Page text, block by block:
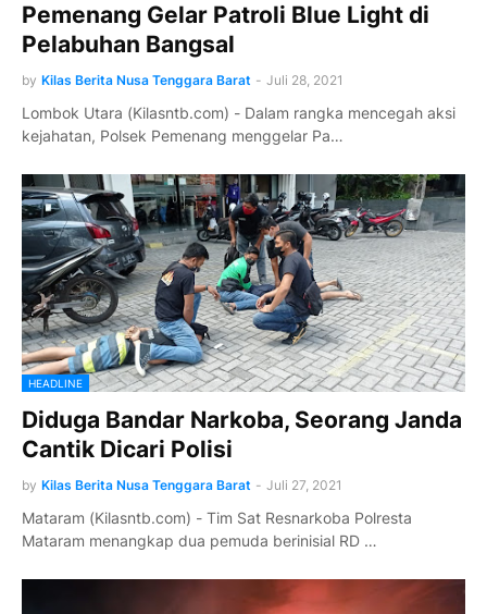
Pemenang Gelar Patroli Blue Light di
Pelabuhan Bangsal
by Kilas Berita Nusa Tenggara Barat - Juli 28, 2021
Lombok Utara (Kilasntb.com) - Dalam rangka mencegah aksi
kejahatan, Polsek Pemenang menggelar Pa…
HEADLINE
Diduga Bandar Narkoba, Seorang Janda
Cantik Dicari Polisi
by Kilas Berita Nusa Tenggara Barat - Juli 27, 2021
Mataram (Kilasntb.com) - Tim Sat Resnarkoba Polresta
Mataram menangkap dua pemuda berinisial RD …